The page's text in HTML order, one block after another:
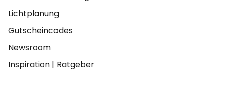
Lichtplanung
Gutscheincodes
Newsroom
Inspiration | Ratgeber